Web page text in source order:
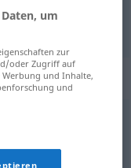
um
zur
oder Zugriff auf
und Inhalte,
und